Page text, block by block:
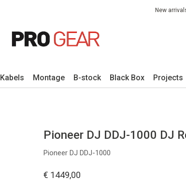
New
Kabels Montage B-stock Black Box Projects
Pioneer DJ DDJ-1000 DJ
Pioneer DJ DDJ-1000
€ 1449,00